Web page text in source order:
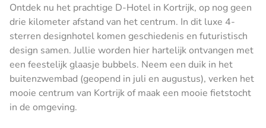
Ontdek nu het prachtige D-Hotel in Kortrijk, op nog geen
drie kilometer afstand van het centrum. In dit luxe 4-
sterren designhotel komen geschiedenis en futuristisch
design samen. Jullie worden hier hartelijk ontvangen met
een feestelijk glaasje bubbels. Neem een duik in het
buitenzwembad (geopend in juli en augustus), verken het
mooie centrum van Kortrijk of maak een mooie fietstocht
in de omgeving.